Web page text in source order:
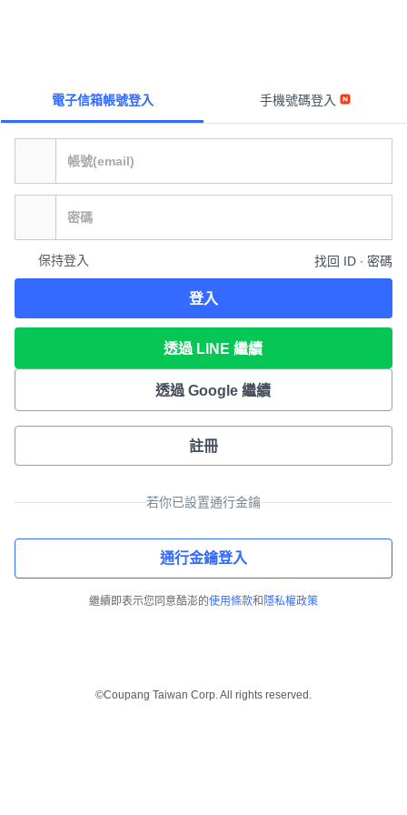
電子信箱帳號登入 手機號碼登入
保持登入 找回 ID ∙ 密碼
登入
透過 LINE 繼續
透過 Google 繼續
註冊
若你已設置通行金鑰
通行金鑰登入
繼續即表示您同意酷澎的使用條款和 隱私權政策
©Coupang Taiwan Corp. All rights reserved.